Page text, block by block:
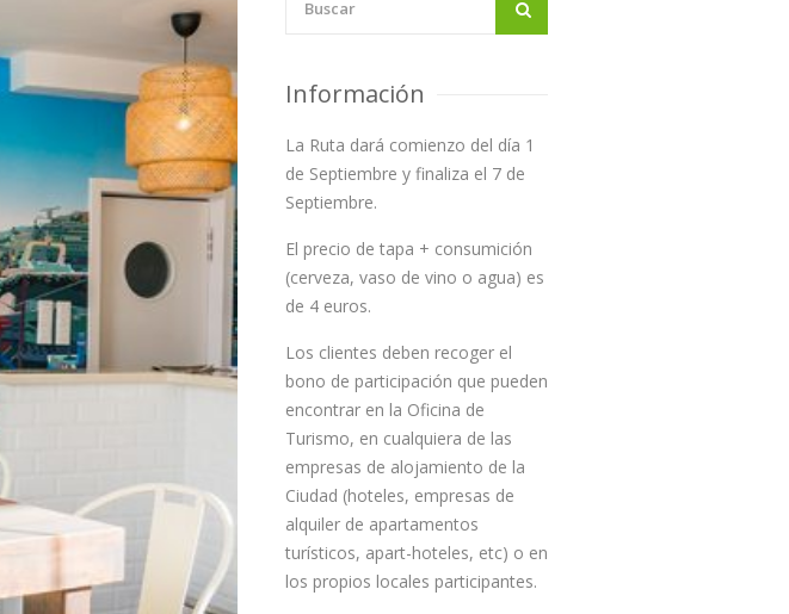
Información
La Ruta dará comienzo del día 1
de Septiembre y finaliza el 7 de
Septiembre.
El precio de tapa + consumición
(cerveza, vaso de vino o agua) es
de 4 euros.
Los clientes deben recoger el
bono de participación que pueden
encontrar en la Oficina de
Turismo, en cualquiera de las
empresas de alojamiento de la
Ciudad (hoteles, empresas de
alquiler de apartamentos
turísticos, apart-hoteles, etc) o en
los propios locales participantes.